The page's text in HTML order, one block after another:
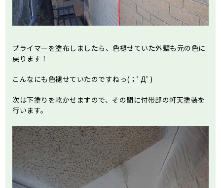
プライマーを塗布しましたら、色褪せていた外壁も元の色に
戻ります！
こんなにも色褪せていたのですねっ(；ﾟДﾟ)
次は下塗りを乾かせますので、その間に付帯部の軒天塗装を
行います。